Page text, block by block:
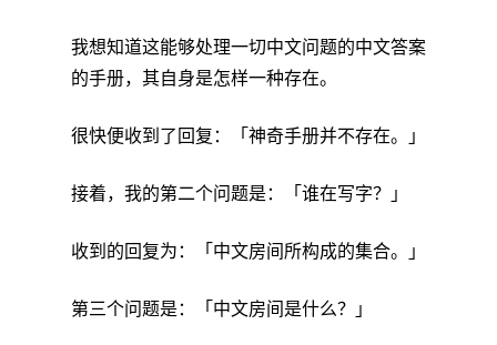
我想知道这能够处理一切中文问题的中文答案
的手册，其自身是怎样一种存在。
很快便收到了回复：「神奇手册并不存在。」
接着，我的第二个问题是：「谁在写字？」
收到的回复为：「中文房间所构成的集合。」
第三个问题是：「中文房间是什么？」